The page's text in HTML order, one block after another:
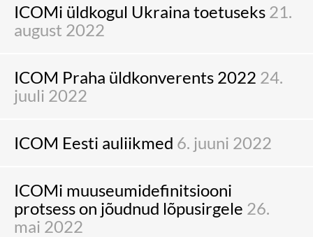
ICOMi üldkogul Ukraina toetuseks 21.
august 2022
ICOM Praha üldkonverents 2022 24.
juuli 2022
ICOM Eesti auliikmed 6. juuni 2022
ICOMi muuseumidefinitsiooni
protsess on jõudnud lõpusirgele 26.
mai 2022